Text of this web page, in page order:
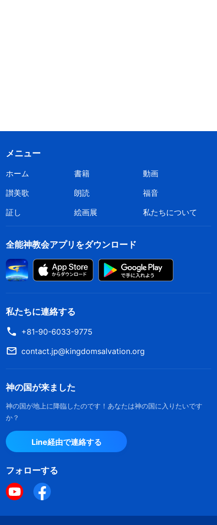
メニュー
ホーム 書籍
動画
讃美歌
朗読
福音
証し
絵画展 私たちについて
全能神教会アプリをダウンロード
私たちに連絡する
+81-90-6033-9775
contact.jp@kingdomsalvation.org
神の国が来ました
神の国が地上に降臨したのです！あなたは神の国に入りたいです
か？
Line経由で連絡する
フォローする